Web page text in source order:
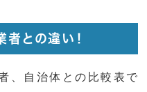
との違い！
、自治体との比較表で